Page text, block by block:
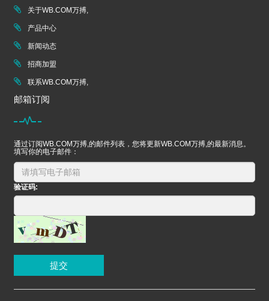
关于WB.COM万搏,
产品中心
新闻动态
招商加盟
联系WB.COM万搏,
邮箱订阅
通过订阅WB.COM万搏,的邮件列表，您将更新WB.COM万搏,的最新消息。
填写你的电子邮件：
验证码:
提交